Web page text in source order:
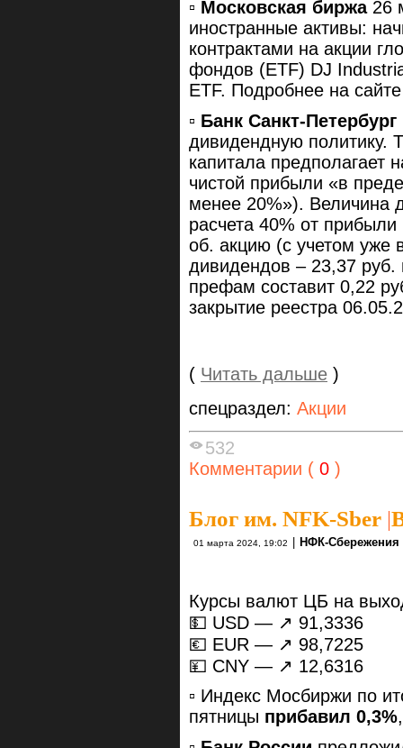
▫️ Московская биржа26
иностранные активы:
контрактами на акции
фондов (ETF) DJ
ETF. Подробнее на
▫️ Банк Санкт-Петербург
дивидендную политику.
капитала предполагает
чистой прибыли «в
менее 20%»). Величина
расчета 40% от
об. акцию (с учетом уже
дивидендов – 23,37
префам составит 0,22
закрытие реестра
( Читать дальше )
спецраздел: Акции
532
Комментарии ( 0 )
Блог им. NFK-Sber |
01 марта 2024, 19:02 НФК-Сбережения
Курсы валют ЦБ на
💵 USD — ↗️ 91,3336
💶 EUR — ↗️ 98,7225
💴 CNY — ↗️ 12,6316
▫️ Индекс Мосбиржи по
пятницы прибавил 0,3%